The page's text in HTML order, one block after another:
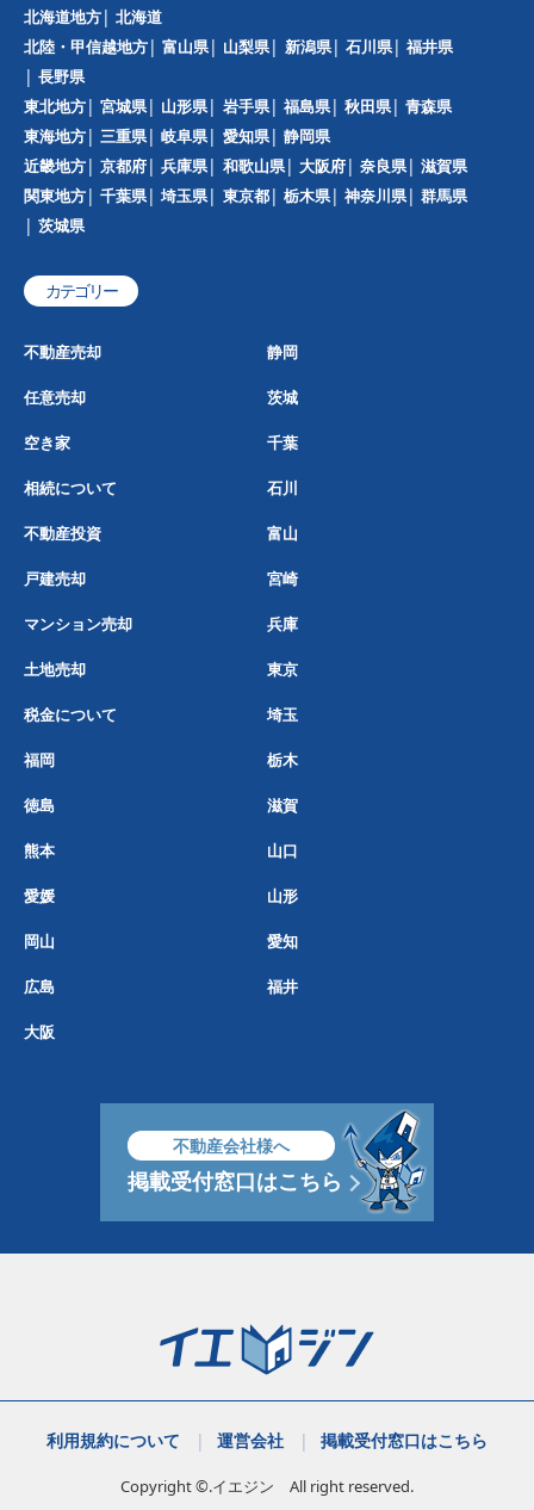
北海道地方
北海道
北陸・甲信越地方
富山県 山梨県 新潟県 石川県
福井県
長野県
東北地方
宮城県 山形県 岩手県 福島県 秋田県
青森県
東海地方
三重県 岐阜県 愛知県
静岡県
近畿地方
京都府 兵庫県 和歌山県 大阪府 奈良県
滋賀県
関東地方
千葉県 埼玉県 東京都 栃木県 神奈川県
群馬県
茨城県
カテゴリー
不動産売却 静岡
任意売却 茨城
空き家 千葉
相続について 石川
不動産投資 富山
戸建売却 宮崎
マンション売却 兵庫
土地売却 東京
税金について 埼玉
福岡 栃木
徳島 滋賀
熊本 山口
愛媛 山形
岡山 愛知
広島 福井
大阪
不動産会社様へ
掲載受付窓口はこちら
利用規約について 運営会社 掲載受付窓口はこちら
Copyright ©.イエジン All right reserved.